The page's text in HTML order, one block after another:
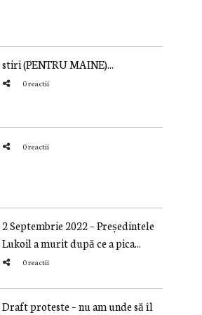
stiri (PENTRU MAINE)...
0 reactii
0 reactii
2 Septembrie 2022 – Președintele
Lukoil a murit după ce a pica...
0 reactii
Draft proteste – nu am unde să îl